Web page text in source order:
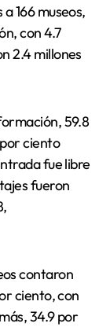
166 museos,
con 4.7
2.4 millones
59.8
ciento
fue libre
fueron
contaron
ciento, con
34.9 por